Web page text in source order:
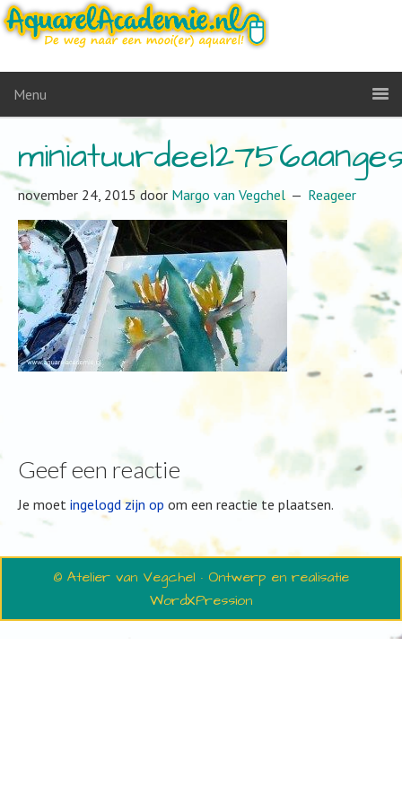
Menu
november 24, 2015 door Margo van Vegchel Reageer
Geef een reactie
Je moet ingelogd zijn op om een reactie te plaatsen.
© Atelier van Vegchel · Ontwerp en realisatie
WordXPression